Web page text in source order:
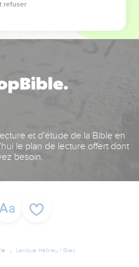
et d'étude de la Bible en
le plan de lecture offert dont
besoin.
Lexique Hébreu / Grec
refuser